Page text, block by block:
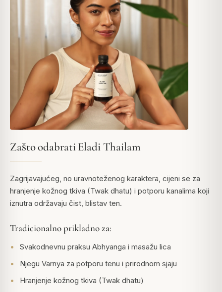
Zašto odabrati Eladi Thailam
Zagrijavajućeg, no uravnoteženog karaktera, cijeni se za
hranjenje kožnog tkiva (Twak dhatu) i potporu kanalima koji
iznutra održavaju čist, blistav ten.
Tradicionalno prikladno za:
Svakodnevnu praksu Abhyanga i masažu lica
Njegu Varnya za potporu tenu i prirodnom sjaju
Hranjenje kožnog tkiva (Twak dhatu)